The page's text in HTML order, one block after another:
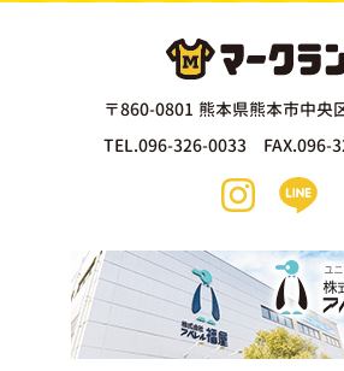
〒860-0801 熊本県熊本市中央
TEL.096-326-0033 FAX.096-